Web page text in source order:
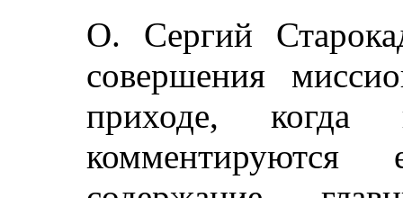
О. Сергий
совершения
приходе, когда